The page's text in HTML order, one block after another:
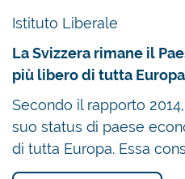
Istituto Liberale
La Svizzera rimane il
più libero di tutta
Secondo il rapporto
suo status di paese
di tutta Europa. Essa